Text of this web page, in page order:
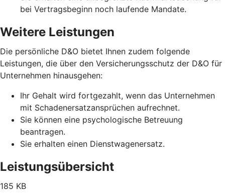
bei Vertragsbeginn noch laufende Mandate.
Weitere Leistungen
Die persönliche D&O bietet Ihnen zudem folgende
Leistungen, die über den Versicherungsschutz der D&O für
Unternehmen hinausgehen:
Ihr Gehalt wird fortgezahlt, wenn das Unternehmen
mit Schadenersatzansprüchen aufrechnet.
Sie können eine psychologische Betreuung
beantragen.
Sie erhalten einen Dienstwagenersatz.
Leistungsübersicht
185 KB